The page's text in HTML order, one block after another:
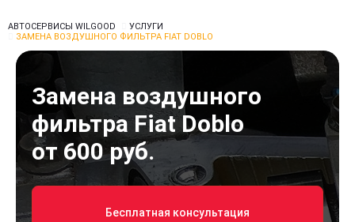
АВТОСЕРВИСЫ WILGOOD
УСЛУГИ
ЗАМЕНА ВОЗДУШНОГО ФИЛЬТРА FIAT DOBLO
Замена воздушного
фильтра Fiat Doblo
от 600 руб.
Бесплатная консультация